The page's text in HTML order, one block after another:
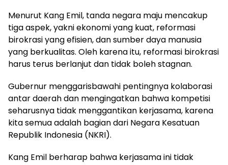
Menurut Kang Emil, tanda negara maju mencakup
tiga aspek, yakni ekonomi yang kuat, reformasi
birokrasi yang efisien, dan sumber daya manusia
yang berkualitas. Oleh karena itu, reformasi birokrasi
harus terus berlanjut dan tidak boleh stagnan.
Gubernur menggarisbawahi pentingnya kolaborasi
antar daerah dan mengingatkan bahwa kompetisi
seharusnya tidak menggantikan kerjasama, karena
kita semua adalah bagian dari Negara Kesatuan
Republik Indonesia (NKRI).
Kang Emil berharap bahwa kerjasama ini tidak